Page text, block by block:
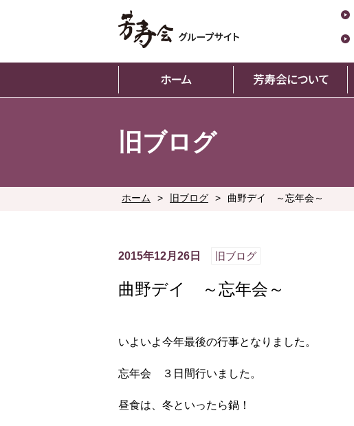
旧ブログ
ホーム > 旧ブログ > 曲野デイ ～忘年会～
2015年12月26日 旧ブログ
曲野デイ ～忘年会～
いよいよ今年最後の行事となりました。
忘年会 ３日間行いました。
昼食は、冬といったら鍋！